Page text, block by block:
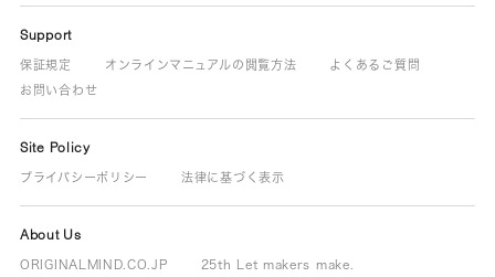
Support
保証規定 オンラインマニュアルの閲覧方法
よくあるご質問
お問い合わせ
Site Policy
プライバシーポリシー 法律に基づく表示
About Us
ORIGINALMIND.CO.JP 25th Let makers make.